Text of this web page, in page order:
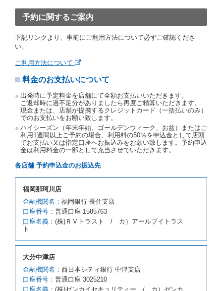
約取消手数料を当社に支払うものとし、当社は、この
予約取消手数料の支払いがあったときは、受領済の予
約申込金を借受人に返還するものとします。
当社の都合により、予約が取り消されたとき、又は貸
約申込金を返還するものとします。
若しくは当社のいずれの責にもよらない事由により貸
たものとします。この場合、当社は受領済の予約申込
金を返還するものとします。
第５条（代替レンタカー）
当社は、借受人から予約のあった車種クラスのレンタ
カーを貸し渡すことができないときは、予約と異なる
車種クラスのレンタカー（以下「代替レンタカー」と
いいます。）の貸渡しを申し入れることができるもの
とします。
クラスを除き予約時と同一の借受条件でレンタカー提
携先の代替レンタカーを貸し渡すものとします。な
お、代替レンタカーの貸渡料金が予約された車種クラ
スの貸渡料金より高くなるときは、予約した車種クラ
スの貸渡料金によるものとし、予約された車種クラス
借受人は、第１項の代替レンタカーの貸渡しの申入れ
を拒絶し、予約を取り消すことができるものとしま
す。
前項の場合、第１項の貸渡しをすることができない原
予約に関するご案内
下記リンクより、事前にご利用方法について必ずご確認くださ
い。
ご利用方法について
料金のお支払いについて
出発時に予定料金を店舗にて全額お支払いいただきます。
ご返却時に過不足分がありましたら再度ご精算いただきます。
現金または、店舗が提携するクレジットカード（一括払いのみ）
でのお支払いをお願い致します。
ハイシーズン（年末年始、ゴールデンウィーク、お盆）またはご
利用1週間以上ご予約の場合、利用料の50％を申込金として店頭
でお支払い又は指定口座へお振込みをお願い致します。予約申込
金は利用料金の一部として充当させていただきます。
各店舗 予約申込金のお振込先
福岡那珂川店
金融機関名： 福岡銀行 長住支店
口座番号： 普通口座 1585763
口座名義： (株)ＲＶトラスト / カ）アールブイトラス
ト
大分中津店
金融機関名： 西日本シティ銀行 中津支店
口座番号： 普通口座 3025210
口座名義： (株)ゼンカイセキュリティー / カ）ゼンカ